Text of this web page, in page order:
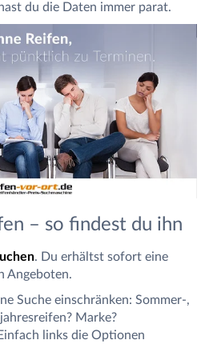
du die Daten immer parat.
– so findest du ihn
. Du erhältst sofort eine
Angeboten.
Suche einschränken: Sommer-,
Marke?
links die Optionen